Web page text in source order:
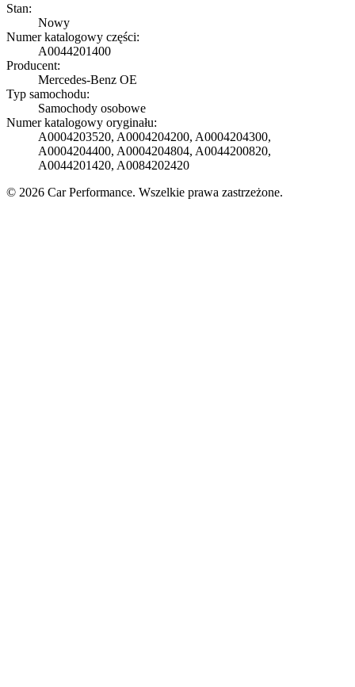
Stan:
Nowy
Numer katalogowy części:
A0044201400
Producent:
Mercedes-Benz OE
Typ samochodu:
Samochody osobowe
Numer katalogowy oryginału:
A0004203520, A0004204200, A0004204300,
A0004204400, A0004204804, A0044200820,
A0044201420, A0084202420
© 2026 Car Performance. Wszelkie prawa zastrzeżone.